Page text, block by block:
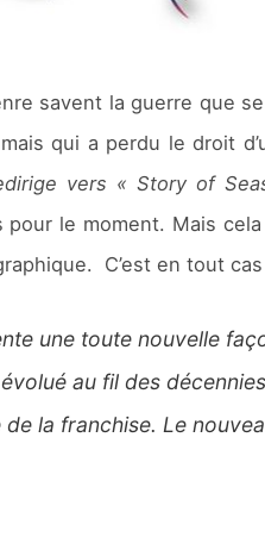
savent la guerre que
mais qui a perdu le droit
vers « Story of
pour le moment. Mais
C’est en tout cas
une toute nouvelle
au fil des
de la franchise. Le